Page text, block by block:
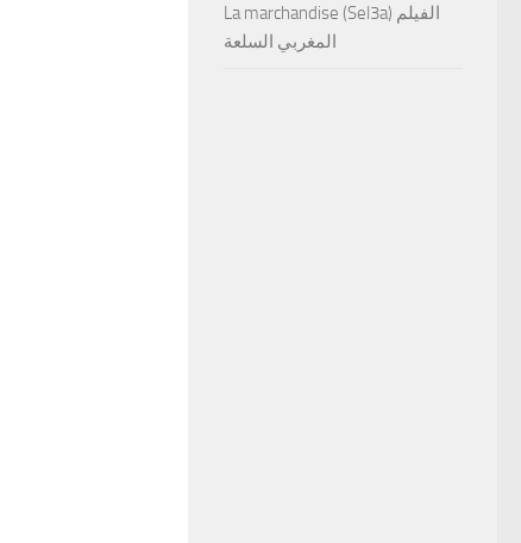
La marchandise (Sel3a) الفيلم
المغربي السلعة